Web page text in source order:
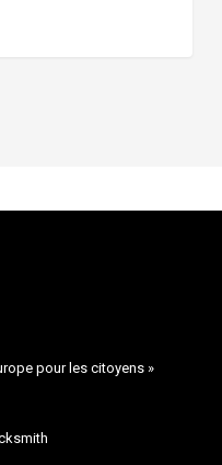
pour les citoyens »